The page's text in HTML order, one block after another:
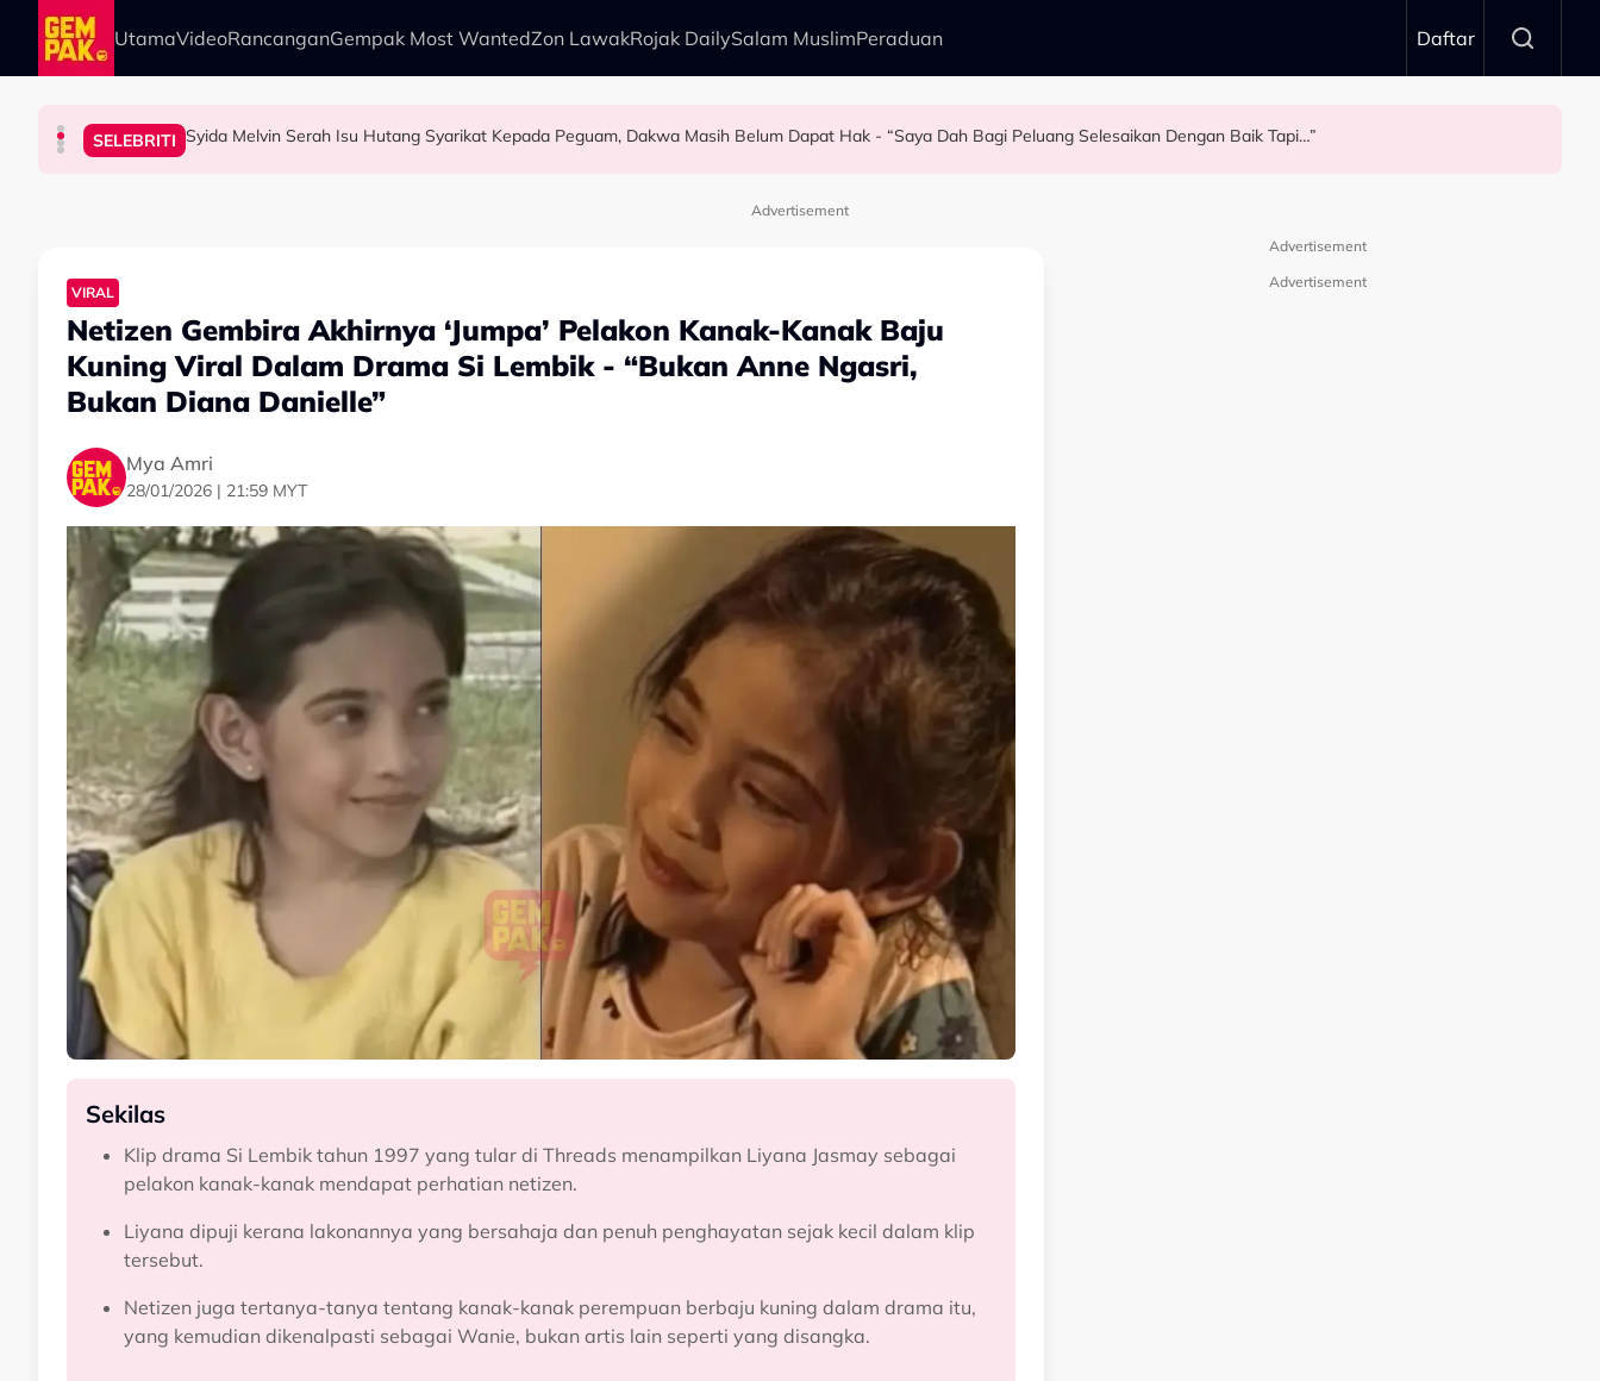
Skip to main content
UtamaVideoRancanganGempak Most WantedZon LawakRojak DailySalam MuslimPeraduan Daftar
HIBURAN Bawa Anak Ke Klinik, Syasya Rizal Terkejut Dikenali Doktor
SELEBRITI Syida Melvin Serah Isu Hutang Syarikat Kepada Peguam, Dakwa Masih Belum Dapat Hak - “Saya Dah Bagi Peluang Selesaikan Dengan Baik Tapi…”
HIBURAN “Saya Tak Pernah Berbulu Macam Tu...” – Zizan Simpan Misai Demi TERBANG
HIBURAN “Saya Bukan Ibu Saya…” - Mila Mohsin Janji Beri Yang Terbaik Sebagai Puteri Gunung Ledang
Advertisement
VIRAL
Netizen Gembira Akhirnya ‘Jumpa’ Pelakon Kanak-Kanak Baju
Kuning Viral Dalam Drama Si Lembik - “Bukan Anne Ngasri,
Bukan Diana Danielle”
Mya Amri
28/01/2026 | 21:59 MYT
Sekilas
Klip drama Si Lembik tahun 1997 yang tular di Threads menampilkan Liyana Jasmay sebagai
pelakon kanak-kanak mendapat perhatian netizen.
Liyana dipuji kerana lakonannya yang bersahaja dan penuh penghayatan sejak kecil dalam klip
tersebut.
Netizen juga tertanya-tanya tentang kanak-kanak perempuan berbaju kuning dalam drama itu,
yang kemudian dikenalpasti sebagai Wanie, bukan artis lain seperti yang disangka.
Advertisement
Advertisement